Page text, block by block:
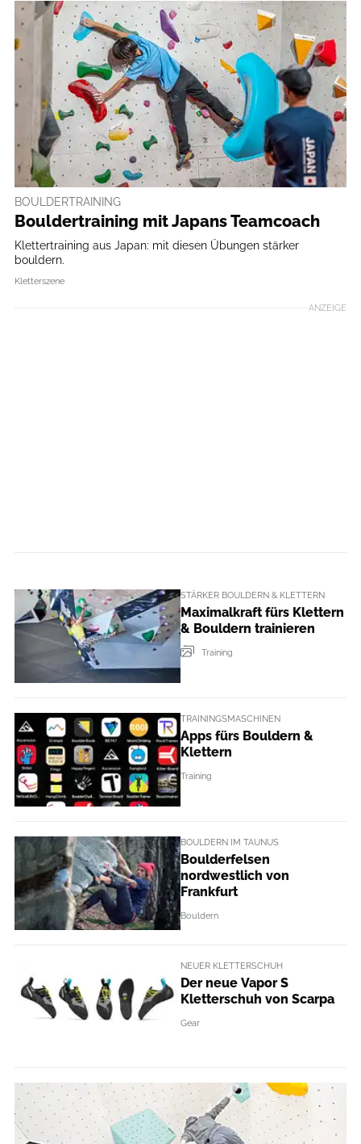
BOULDERTRAINING
Bouldertraining mit Japans Teamcoach
Klettertraining aus Japan: mit diesen Übungen stärker
bouldern.
Kletterszene
ANZEIGE
STÄRKER BOULDERN & KLETTERN
Maximalkraft fürs Klettern
& Bouldern trainieren
Training
TRAININGSMASCHINEN
Apps fürs Bouldern &
Klettern
Training
BOULDERN IM TAUNUS
Boulderfelsen
nordwestlich von
Frankfurt
Bouldern
NEUER KLETTERSCHUH
Der neue Vapor S
Kletterschuh von Scarpa
Gear